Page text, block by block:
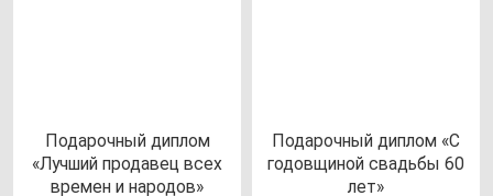
Пода­роч­ный дип­лом
«Луч­ший про­да­вец всех
вре­мен и на­ро­дов»
Пода­роч­ный дип­лом «С
го­дов­щи­ной свадь­бы 60
лет»